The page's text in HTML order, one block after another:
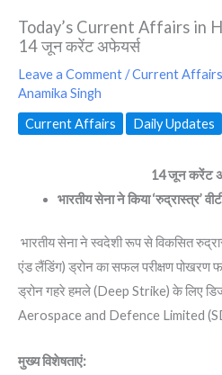
Today’s Current Affairs in
14 जून करेंट अफेयर्स
Leave a Comment/Current Affairs
Anamika Singh
Current Affairs
Daily Updates
14 जून करेंट
भारतीय सेना ने किया ‘रुद्रास्त्र’
भारतीय सेना ने स्वदेशी रूप से विकसित
एंड लैंडिंग) ड्रोन का सफल परीक्षण पोखरण
ड्रोन गहरे हमले (Deep Strike) के लिए
Aerospace and Defence Limited
मुख्य विशेषताएं: